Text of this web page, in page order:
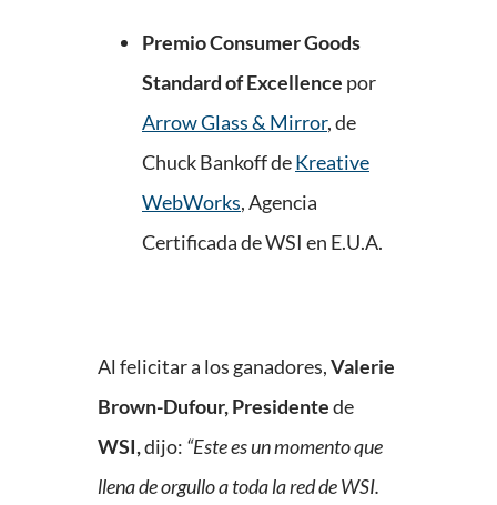
Premio Consumer Goods
Standard of Excellence por
Arrow Glass & Mirror, de
Chuck Bankoff deKreative
WebWorks, Agencia
Certificada de WSI en E.U.A.
Al felicitar a los ganadores,Valerie
Brown-Dufour, Presidentede
WSI,dijo: “Este es un momento que
llena de orgullo a toda la red de WSI.